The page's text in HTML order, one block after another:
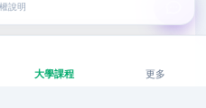
大學課程 更多
說明